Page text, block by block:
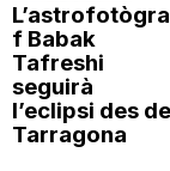
L’astrofotògra
f Babak
Tafreshi
seguirà
l’eclipsi des de
Tarragona